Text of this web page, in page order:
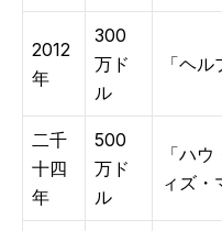
2012
年
300
万ド
ル
「ヘ
二千
十四
年
500
万ド
ル
「ハ
ィズ